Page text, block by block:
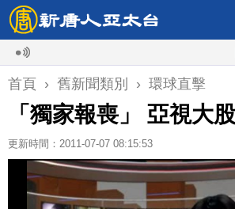
降
首頁 › 舊新聞類別 › 環球直擊
「獨家報喪」 亞視大
更新時間：2011-07-07 08:15:53